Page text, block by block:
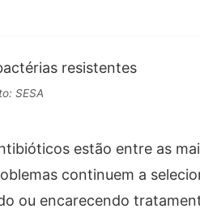
SESA
estão entre as
continuem a
ou encarecendo